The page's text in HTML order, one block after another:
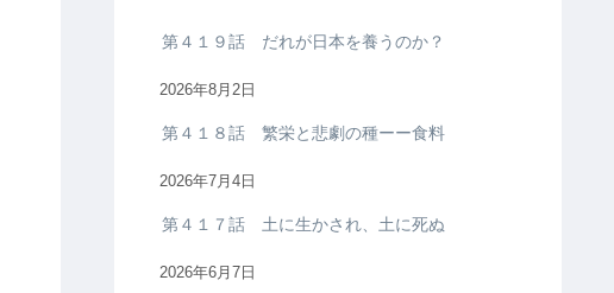
第４１９話 だれが日本を養うのか？
2026年8月2日
第４１８話 繁栄と悲劇の種ーー食料
2026年7月4日
第４１７話 土に生かされ、土に死ぬ
2026年6月7日